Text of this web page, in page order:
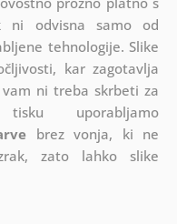
ni odvisna samo od
tehnologije. Slike
kar zagotavlja
ni treba skrbeti za
uporabljamo
brez vonja, ki ne
zato lahko slike